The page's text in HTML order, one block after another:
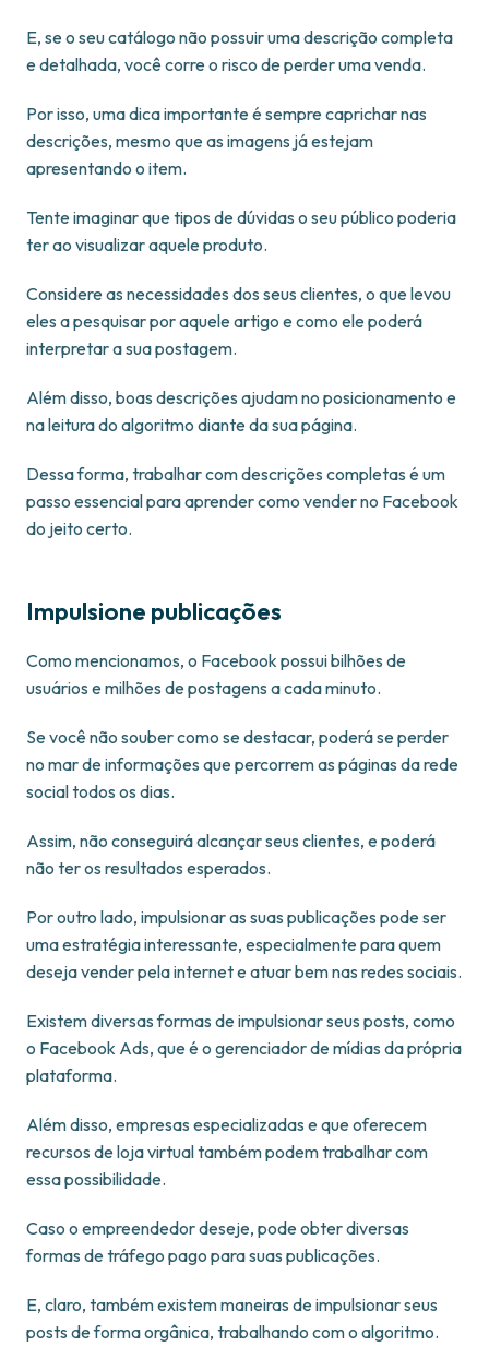
E, se o seu catálogo não possuir uma descrição completa
e detalhada, você corre o risco de perder uma venda.
Por isso, uma dica importante é sempre caprichar nas
descrições, mesmo que as imagens já estejam
apresentando o item.
Tente imaginar que tipos de dúvidas o seu público poderia
ter ao visualizar aquele produto.
Considere as necessidades dos seus clientes, o que levou
eles a pesquisar por aquele artigo e como ele poderá
interpretar a sua postagem.
Além disso, boas descrições ajudam no posicionamento e
na leitura do algoritmo diante da sua página.
Dessa forma, trabalhar com descrições completas é um
passo essencial para aprender como vender no Facebook
do jeito certo.
Impulsione publicações
Como mencionamos, o Facebook possui bilhões de
usuários e milhões de postagens a cada minuto.
Se você não souber como se destacar, poderá se perder
no mar de informações que percorrem as páginas da rede
social todos os dias.
Assim, não conseguirá alcançar seus clientes, e poderá
não ter os resultados esperados.
Por outro lado, impulsionar as suas publicações pode ser
uma estratégia interessante, especialmente para quem
deseja vender pela internet e atuar bem nas redes sociais.
Existem diversas formas de impulsionar seus posts, como
o Facebook Ads, que é o gerenciador de mídias da própria
plataforma.
Além disso, empresas especializadas e que oferecem
recursos de loja virtual também podem trabalhar com
essa possibilidade.
Caso o empreendedor deseje, pode obter diversas
formas de tráfego pago para suas publicações.
E, claro, também existem maneiras de impulsionar seus
posts de forma orgânica, trabalhando com o algoritmo.